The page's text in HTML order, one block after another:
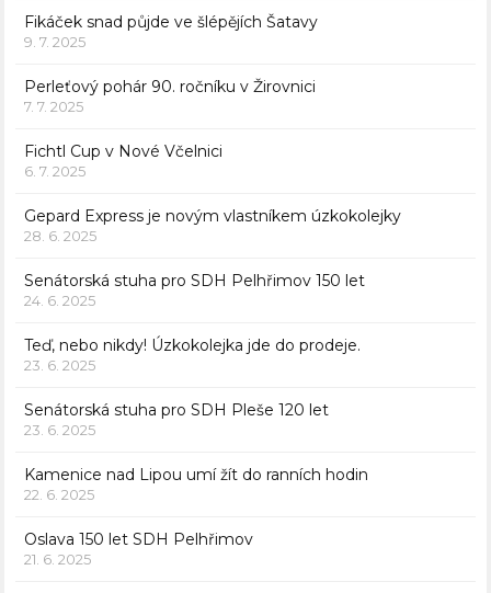
Fikáček snad půjde ve šlépějích Šatavy
9. 7. 2025
Perleťový pohár 90. ročníku v Žirovnici
7. 7. 2025
Fichtl Cup v Nové Včelnici
6. 7. 2025
Gepard Express je novým vlastníkem úzkokolejky
28. 6. 2025
Senátorská stuha pro SDH Pelhřimov 150 let
24. 6. 2025
Teď, nebo nikdy! Úzkokolejka jde do prodeje.
23. 6. 2025
Senátorská stuha pro SDH Pleše 120 let
23. 6. 2025
Kamenice nad Lipou umí žít do ranních hodin
22. 6. 2025
Oslava 150 let SDH Pelhřimov
21. 6. 2025